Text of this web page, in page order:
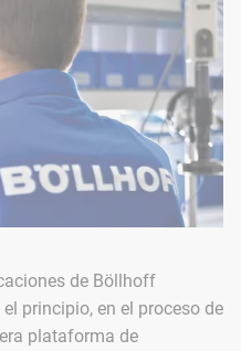
de Böllhoff
principio, en el proceso de
plataforma de